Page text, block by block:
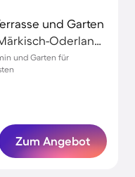
und Garten
Bad Freienwalde (Oder), Märkisch-Oderland, Deutschland
und Garten für
Zum Angebot